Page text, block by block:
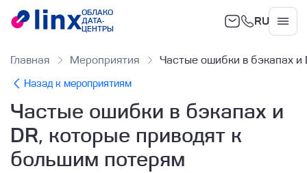
ОБЛАКО
ДАТА-
ЦЕНТРЫ
RU
Облако
Главная Мероприятия Частые ошибки в бэкапах и
Назад к мероприятиям
Частые ошибки в бэкапах и
DR, которые приводят к
большим потерям